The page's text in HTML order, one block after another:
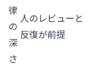
律
の
深
さ
人のレビューと
反復が前提